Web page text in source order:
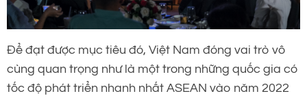
Để đạt được mục tiêu đó, Việt Nam đóng vai trò vô
cùng quan trọng như là một trong những quốc gia có
tốc độ phát triển nhanh nhất ASEAN vào năm 2022